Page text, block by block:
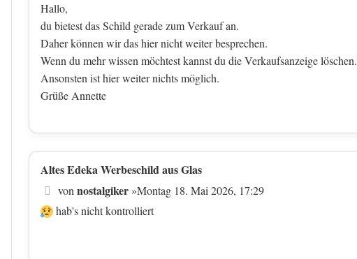
Hallo,
du bietest das Schild gerade zum Verkauf an.
Daher können wir das hier nicht weiter besprechen.
Wenn du mehr wissen möchtest kannst du die Verkaufsanzeige löschen.
Ansonsten ist hier weiter nichts möglich.
Grüße Annette
Altes Edeka Werbeschild aus Glas
Beitrag
von nostalgiker»Montag 18. Mai 2026, 17:29
hab's nicht kontrolliert